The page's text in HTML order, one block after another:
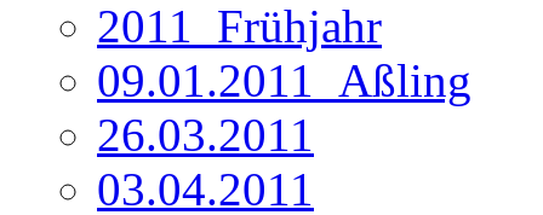
2011_Frühjahr
09.01.2011_Aßling
26.03.2011
03.04.2011